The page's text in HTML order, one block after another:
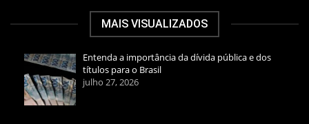
MAIS VISUALIZADOS
Entenda a importância da dívida pública e dos
títulos para o Brasil
julho 27, 2026